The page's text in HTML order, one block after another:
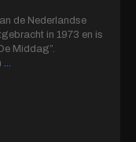
de Nederlandse
in 1973 en is
Middag”.